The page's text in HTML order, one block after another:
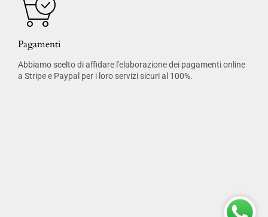
Pagamenti
Abbiamo scelto di affidare l'elaborazione dei pagamenti online
a Stripe e Paypal per i loro servizi sicuri al 100%.